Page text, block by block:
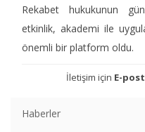
Rekabet hukukunun
etkinlik, akademi ile
önemli bir platform oldu.
İletişim için E-
Haberler